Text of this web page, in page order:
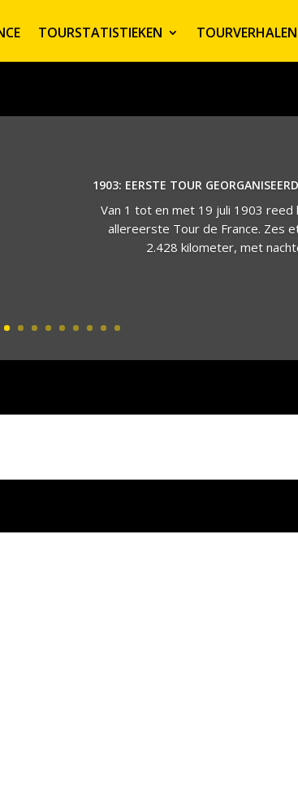
TOURSTATISTIEKEN TOURVERHALEN
1903: EERSTE TOUR
Van 1 tot en met 19 juli 1903 reed
allereerste Tour de France. Zes
2.428 kilometer, met